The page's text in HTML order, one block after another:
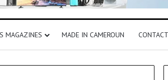
MAGAZINES MADE IN CAMEROUN CONTACT